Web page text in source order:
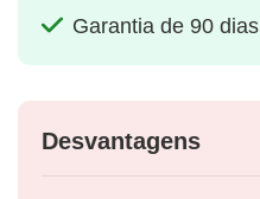
Garantia de 90 dias
Desvantagens